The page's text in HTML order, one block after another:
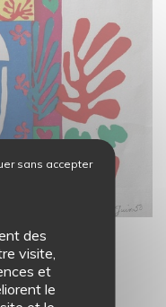
- 11H
des
visite,
et
le